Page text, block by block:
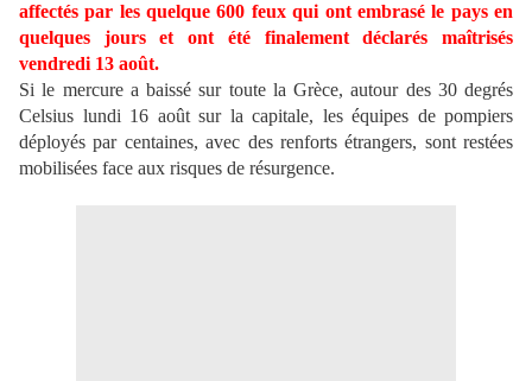
affectés par les quelque 600 feux qui ont embrasé le pays en
quelques jours et ont été finalement déclarés maîtrisés
vendredi 13 août.
Si le mercure a baissé sur toute la Grèce, autour des 30 degrés
Celsius lundi 16 août sur la capitale, les équipes de pompiers
déployés par centaines, avec des renforts étrangers, sont restées
mobilisées face aux risques de résurgence.